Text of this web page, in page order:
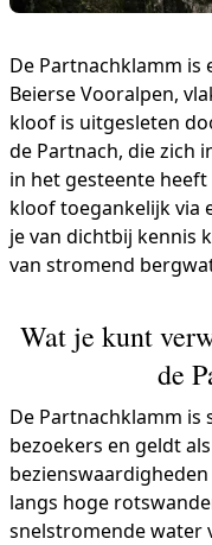
De Partnachklamm is
Beierse Vooralpen,
kloof is uitgesleten
de Partnach, die zich
in het gesteente
kloof toegankelijk via
je van dichtbij kennis
van stromend
Wat je kunt
de
De Partnachklamm is
bezoekers en geldt
langs hoge
snelstromende water